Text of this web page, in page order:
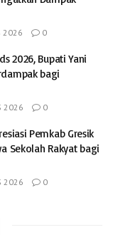
2026 0
2026, Bupati Yani
bagi
2026 0
Pemkab Gresik
Sekolah Rakyat bagi
2026 0